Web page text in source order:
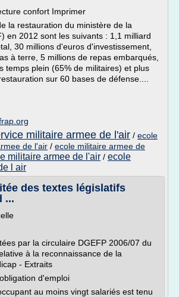
confort Imprimer
la restauration du ministère de la
en 2012 sont les suivants : 1,1 milliard
30 millions d'euros d'investissement,
à terre, 5 millions de repas embarqués,
temps plein (65% de militaires) et plus
sur 60 bases de défense....
militaire armee de l'air / ecole
de l'air / ecole militaire armee de
militaire armee de l'air / ecole
l air
des textes législatifs
...
par la circulaire DGEFP 2006/07 du
à la reconnaissance de la
- Extraits
d'emploi
au moins vingt salariés est tenu